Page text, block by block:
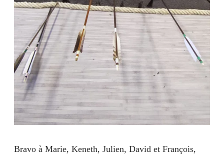
Bravo à Marie, Keneth, Julien, David et François,